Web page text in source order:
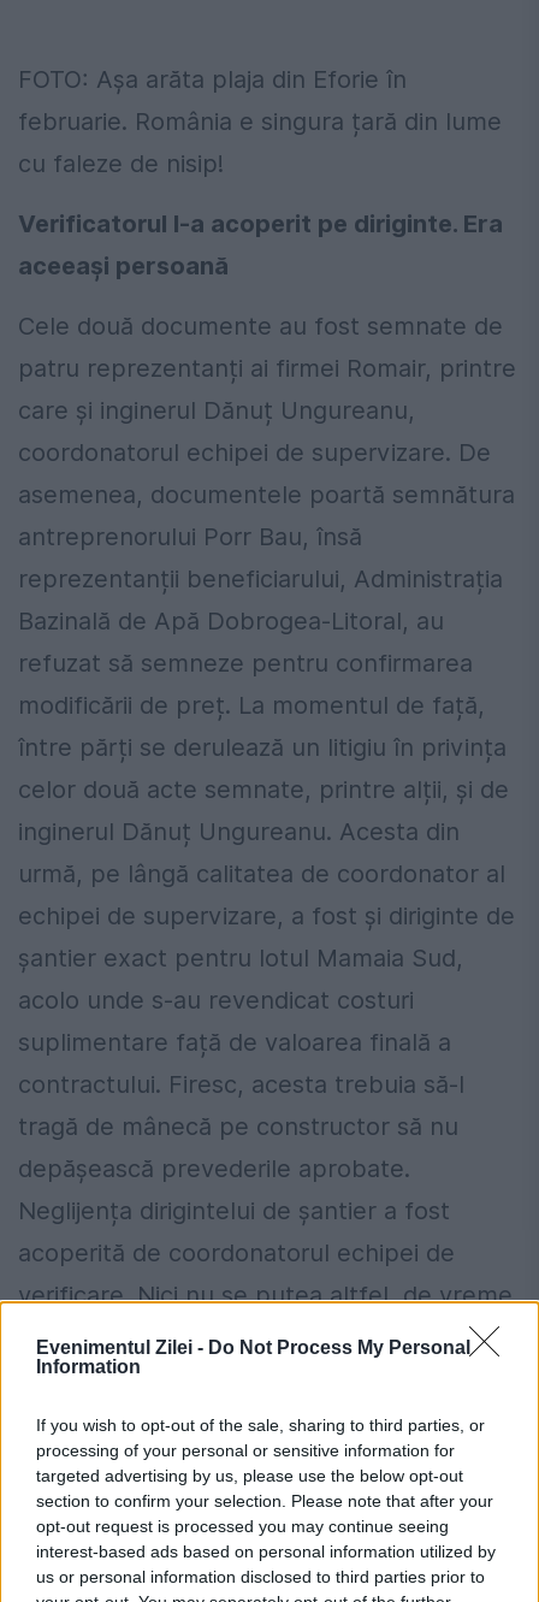
Evenimentul Zilei - Do Not Process My Personal
Information
If you wish to opt-out of the sale, sharing to third parties, or
processing of your personal or sensitive information for
targeted advertising by us, please use the below opt-out
section to confirm your selection. Please note that after your
opt-out request is processed you may continue seeing
interest-based ads based on personal information utilized by
us or personal information disclosed to third parties prior to
FOTO: Așa arăta plaja din Eforie în
februarie. România e singura țară din lume
cu faleze de nisip!
Verificatorul l-a acoperit pe diriginte. Era
aceeași persoană
Cele două documente au fost semnate de
patru reprezentanți ai firmei Romair, printre
care și inginerul Dănuț Ungureanu,
coordonatorul echipei de supervizare. De
asemenea, documentele poartă semnătura
antreprenorului Porr Bau, însă
reprezentanții beneficiarului, Administrația
Bazinală de Apă Dobrogea-Litoral, au
refuzat să semneze pentru confirmarea
modificării de preț. La momentul de față,
între părți se derulează un litigiu în privința
celor două acte semnate, printre alții, și de
inginerul Dănuț Ungureanu. Acesta din
urmă, pe lângă calitatea de coordonator al
echipei de supervizare, a fost și diriginte de
șantier exact pentru lotul Mamaia Sud,
acolo unde s-au revendicat costuri
suplimentare față de valoarea finală a
contractului. Firesc, acesta trebuia să-l
tragă de mânecă pe constructor să nu
depășească prevederile aprobate.
Neglijența dirigintelui de șantier a fost
acoperită de coordonatorul echipei de
verificare. Nici nu se putea altfel, de vreme
ce vorbim de același actor, care juca
ambele roluri.